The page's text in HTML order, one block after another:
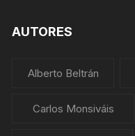
AUTORES
Alberto Beltrán
Carlos Monsiváis